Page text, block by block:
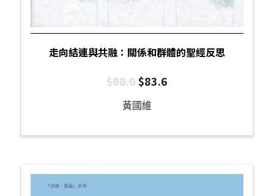
走向結連與共融：關係和群體的聖經反思
$88.0$83.6
黃國維